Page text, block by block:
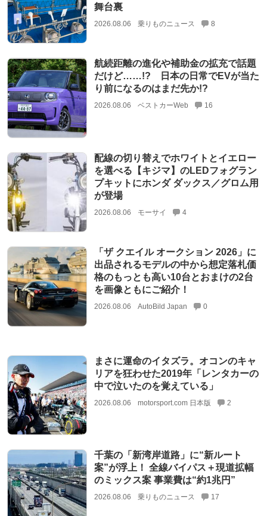
舞台裏
2026.08.06 乗りものニュース 8
航続距離の進化や補助金の拡充で話題
だけど……!? 日本の日常でEVが当た
り前になるのはまだ先か!?
2026.08.06 ベストカーWeb 16
配線の切り替えでホワイトとイエロー
を選べる【キジマ】のLEDフォグラン
プキットにホンダ ダックス／グロム用
が登場
2026.08.06 モーサイ 4
「ザ クエイル オークション 2026」に
出品されるモデルの中から想定落札価
格のもっとも高い10台とおまけの2台
を画像ともにご紹介！
2026.08.06 AutoBild Japan 0
まさに運命のイタズラ。オコンのキャ
リアを狂わせた2019年「レンタカーの
中で泣いたのを覚えている」
2026.08.06 motorsport.com 日本版 2
千葉の「新湾岸道路」に“新ルート
案”が浮上！ 全線バイパス＋現道拡幅
のミックス案 事業費は“約1兆円”
2026.08.06 乗りものニュース 17